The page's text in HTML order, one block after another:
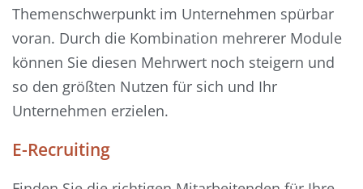
Themenschwerpunkt im Unternehmen spürbar
voran. Durch die Kombination mehrerer Module
können Sie diesen Mehrwert noch steigern und
so den größten Nutzen für sich und Ihr
Unternehmen erzielen.
E-Recruiting